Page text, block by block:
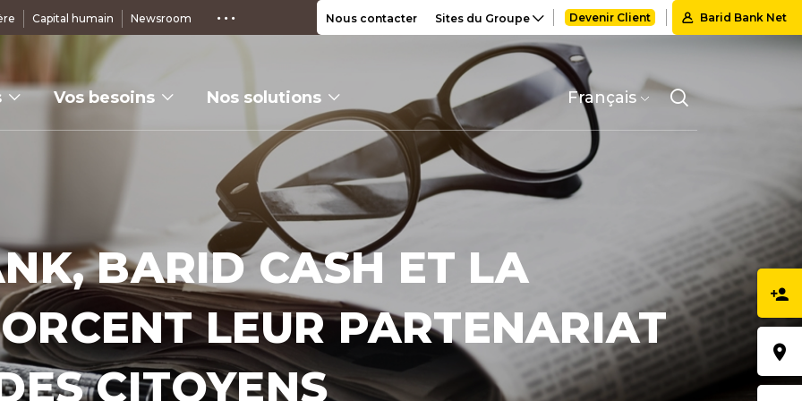
Capital humain Newsroom Nous contacter Sites du Groupe Devenir Client Barid Bank Net
Vos besoins Nos solutions
Select
your
language
BARID CASH ET LA
LEUR PARTENARIAT
CITOYENS